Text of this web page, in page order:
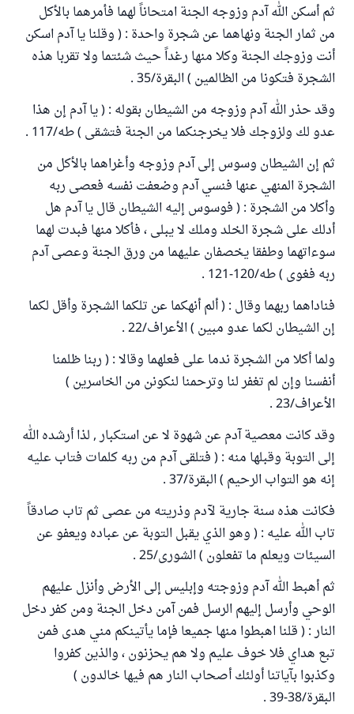
ثم أسكن الله آدم وزوجه الجنة امتحاناً لهما فأمرهما بالأكل
من ثمار الجنة ونهاهما عن شجرة واحدة : ( وقلنا يا آدم اسكن
أنت وزوجك الجنة وكلا منها رغداً حيث شئتما ولا تقربا هذه
الشجرة فتكونا من الظالمين ) البقرة/35 .
وقد حذر الله آدم وزوجه من الشيطان بقوله : ( يا آدم إن هذا
عدو لك ولزوجك فلا يخرجنكما من الجنة فتشقى ) طه/117 .
ثم إن الشيطان وسوس إلى آدم وزوجه وأغراهما بالأكل من
الشجرة المنهي عنها فنسي آدم وضعفت نفسه فعصى ربه
وأكلا من الشجرة : ( فوسوس إليه الشيطان قال يا آدم هل
أدلك على شجرة الخلد وملك لا يبلى ، فأكلا منها فبدت لهما
سوءاتهما وطفقا يخصفان عليهما من ورق الجنة وعصى آدم
ربه فغوى ) طه/120-121 .
فناداهما ربهما وقال : ( ألم أنهكما عن تلكما الشجرة وأقل لكما
إن الشيطان لكما عدو مبين ) الأعراف/22 .
ولما أكلا من الشجرة ندما على فعلهما وقالا : ( ربنا ظلمنا
أنفسنا وإن لم تغفر لنا وترحمنا لنكونن من الخاسرين )
الأعراف/23 .
وقد كانت معصية آدم عن شهوة لا عن استكبار , لذا أرشده الله
إلى التوبة وقبلها منه : ( فتلقى آدم من ربه كلمات فتاب عليه
إنه هو التواب الرحيم ) البقرة/37 .
فكانت هذه سنة جارية لآدم وذريته من عصى ثم تاب صادقاً
تاب الله عليه : ( وهو الذي يقبل التوبة عن عباده ويعفو عن
السيئات ويعلم ما تفعلون ) الشورى/25 .
ثم أهبط الله آدم وزوجته وإبليس إلى الأرض وأنزل عليهم
الوحي وأرسل إليهم الرسل فمن آمن دخل الجنة ومن كفر دخل
النار : ( قلنا اهبطوا منها جميعا فإما يأتينكم مني هدى فمن
تبع هداي فلا خوف عليم ولا هم يحزنون ، والذين كفروا
وكذبوا بآياتنا أولئك أصحاب النار هم فيها خالدون )
البقرة/38-39 .